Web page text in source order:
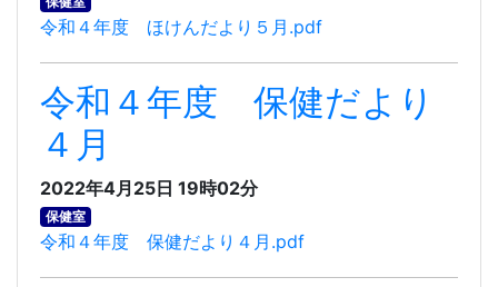
令和４年度 ほけんだより５月.pdf
令和４年度 保健だより
４月
2022年4月25日 19時02分
保健室
令和４年度 保健だより４月.pdf